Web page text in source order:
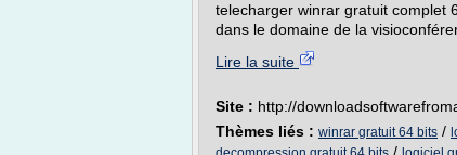
telecharger winrar gratuit complet
dans le domaine de la
Lire la suite
Site : http://
Thèmes liés : winrar gratuit 64 bits /